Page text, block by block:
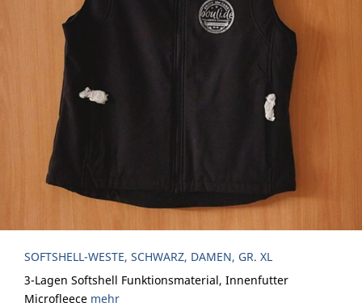
SOFTSHELL-WESTE, SCHWARZ, DAMEN, GR. XL
3-Lagen Softshell Funktionsmaterial, Innenfutter
Microfleece mehr